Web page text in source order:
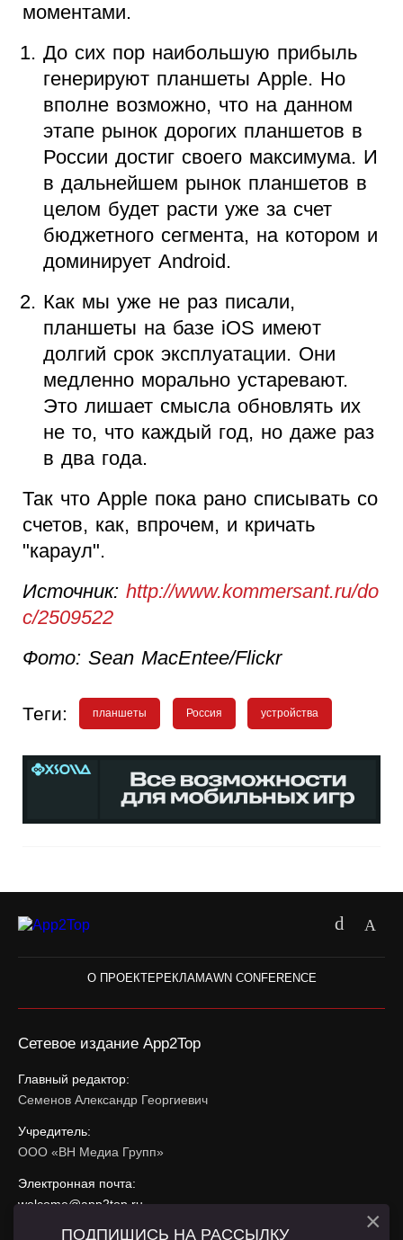
моментами.
До сих пор наибольшую прибыль
генерируют планшеты Apple. Но
вполне возможно, что на данном
этапе рынок дорогих планшетов в
России достиг своего максимума. И
в дальнейшем рынок планшетов в
целом будет расти уже за счет
бюджетного сегмента, на котором и
доминирует Android.
Как мы уже не раз писали,
планшеты на базе iOS имеют
долгий срок эксплуатации. Они
медленно морально устаревают.
Это лишает смысла обновлять их
не то, что каждый год, но даже раз
в два года.
Так что Apple пока рано списывать со
счетов, как, впрочем, и кричать
"караул".
Источник: http://www.kommersant.ru/do
c/2509522
Фото: Sean MacEntee/Flickr
Теги: планшеты Россия устройства
О ПРОЕКТЕ РЕКЛАМАWN CONFERENCE
Сетевое издание App2Top
Главный редактор:
Семенов Александр Георгиевич
Учредитель:
ООО «ВН Медиа Групп»
Электронная почта:
welcome@app2top.ru
ПОДПИШИСЬ НА РАССЫЛКУ ×